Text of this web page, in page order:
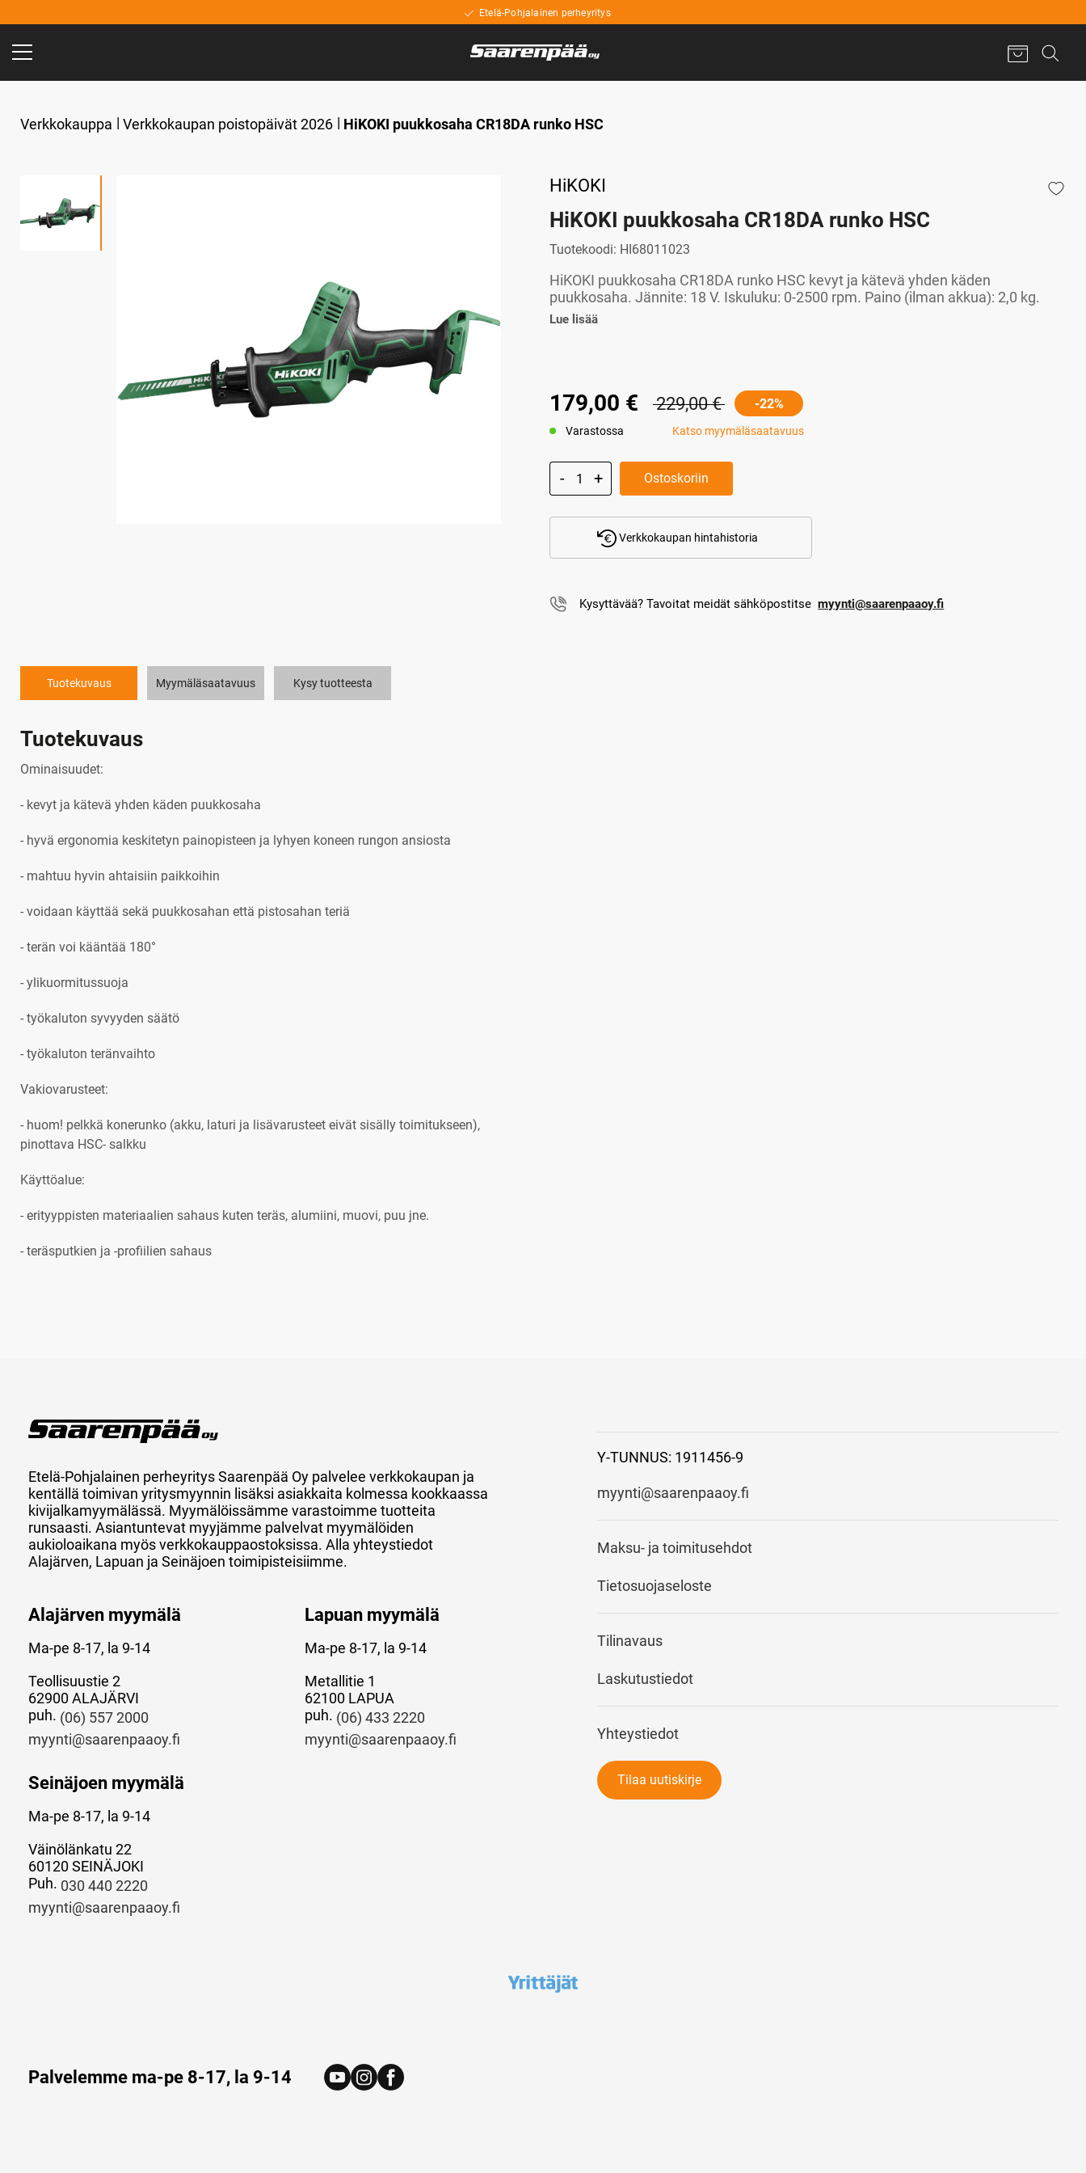
Etelä-Pohjalainen perheyritys
Verkkokauppa Verkkokaupan poistopäivät 2026 HiKOKI puukkosaha CR18DA runko HSC
HiKOKI
HiKOKI puukkosaha CR18DA runko HSC
Tuotekoodi: HI68011023
HiKOKI puukkosaha CR18DA runko HSC kevyt ja kätevä yhden käden
puukkosaha. Jännite: 18 V. Iskuluku: 0-2500 rpm. Paino (ilman akkua): 2,0 kg.
Lue lisää
179,00 € 229,00 € -22%
Varastossa Katso myymäläsaatavuus
Ostoskoriin
Verkkokaupan hintahistoria
Kysyttävää? Tavoitat meidät sähköpostitsemyynti@saarenpaaoy.fi
Tuotekuvaus Myymäläsaatavuus Kysy tuotteesta
Tuotekuvaus
Ominaisuudet:
- kevyt ja kätevä yhden käden puukkosaha
- hyvä ergonomia keskitetyn painopisteen ja lyhyen koneen rungon ansiosta
- mahtuu hyvin ahtaisiin paikkoihin
- voidaan käyttää sekä puukkosahan että pistosahan teriä
- terän voi kääntää 180°
- ylikuormitussuoja
- työkaluton syvyyden säätö
- työkaluton teränvaihto
Vakiovarusteet:
- huom! pelkkä konerunko (akku, laturi ja lisävarusteet eivät sisälly toimitukseen),
pinottava HSC- salkku
Käyttöalue:
- erityyppisten materiaalien sahaus kuten teräs, alumiini, muovi, puu jne.
- teräsputkien ja -profiilien sahaus
Etelä-Pohjalainen perheyritys Saarenpää Oy palvelee verkkokaupan ja
kentällä toimivan yritysmyynnin lisäksi asiakkaita kolmessa kookkaassa
kivijalkamyymälässä. Myymälöissämme varastoimme tuotteita
runsaasti. Asiantuntevat myyjämme palvelvat myymälöiden
aukioloaikana myös verkkokauppaostoksissa. Alla yhteystiedot
Alajärven, Lapuan ja Seinäjoen toimipisteisiimme.
Alajärven myymälä
Ma-pe 8-17, la 9-14
Teollisuustie 2
62900 ALAJÄRVI
puh. (06) 557 2000
myynti@saarenpaaoy.fi
Lapuan myymälä
Ma-pe 8-17, la 9-14
Metallitie 1
62100 LAPUA
puh. (06) 433 2220
myynti@saarenpaaoy.fi
Seinäjoen myymälä
Ma-pe 8-17, la 9-14
Väinölänkatu 22
60120 SEINÄJOKI
Puh. 030 440 2220
myynti@saarenpaaoy.fi
Y-TUNNUS: 1911456-9
myynti@saarenpaaoy.fi
Maksu- ja toimitusehdot
Tietosuojaseloste
Tilinavaus
Laskutustiedot
Yhteystiedot
Tilaa uutiskirje
Palvelemme ma-pe 8-17, la 9-14